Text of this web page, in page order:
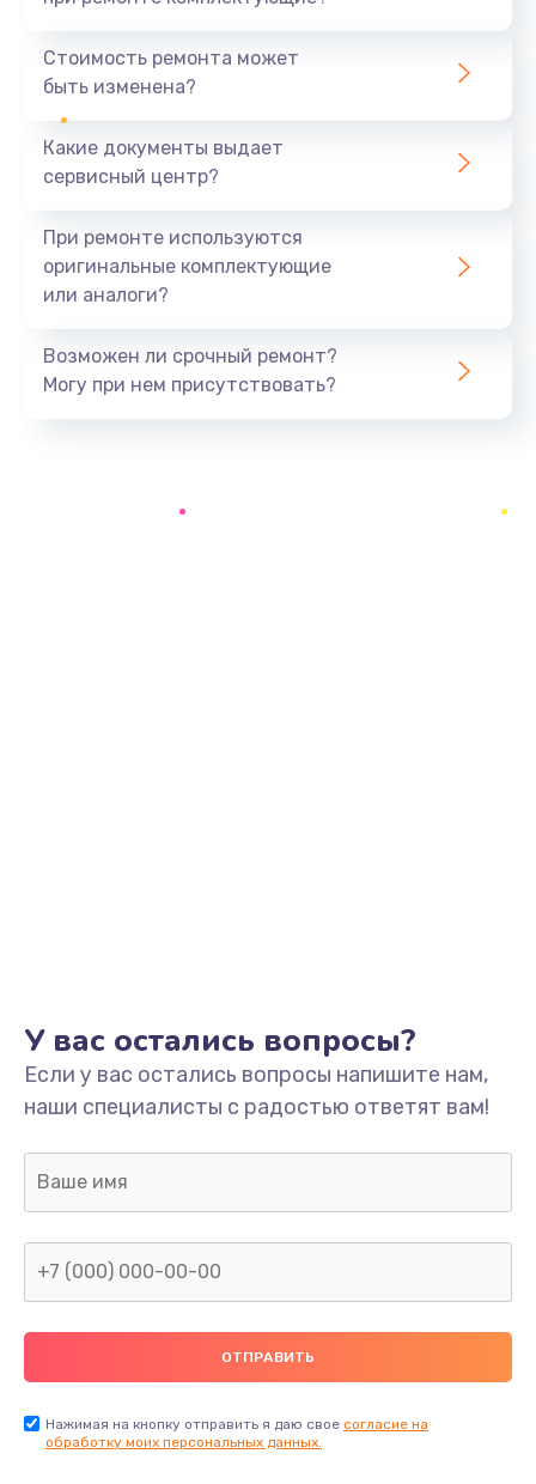
1440 руб.
Ремонт южного моста
Замена батарейки BIOS
Заказать
Замена/Pемонт карбюратора
1300 руб.
Заказать
Ремонт капиллярной трубки
400 руб.
Заказать
Стоимость ремонта может
быть изменена?
Какие документы выдает
сервисный центр?
При ремонте используются
оригинальные комплектующие
или аналоги?
Возможен ли срочный ремонт?
Могу при нем присутствовать?
У вас остались вопросы?
Если у вас остались вопросы напишите нам,
наши специалисты с радостью ответят вам!
Нажимая на кнопку отправить я даю свое согласие на
обработку моих персональных данных.